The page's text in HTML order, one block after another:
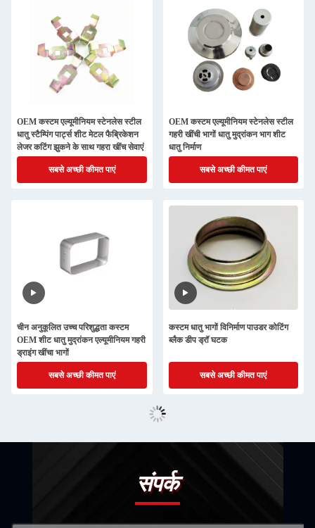
OEM कस्टम एल्यूमीनियम स्टेनलेस स्टील
धातु स्टैम्पिंग पार्ट्स शीट मेटल फैब्रिकेशन
लेजर कटिंग झुकने के साथ गहरा खींच सेवाएं
सबसे अच्छी कीमत पाएं
OEM कस्टम एल्यूमीनियम स्टेनलेस स्टील
गहरी खींची भागों धातु मुद्रांकन भाग शीट
धातु निर्माण
सबसे अच्छी कीमत पाएं
चीन अनुकूलित उच्च परिशुद्धता कस्टम
OEM शीट धातु मुद्रांकन एल्यूमीनियम गहरी
ड्राइंग खींचा भागों
सबसे अच्छी कीमत पाएं
कस्टम धातु भागों विनिर्माण पाउडर कोटिंग
ब्लैक डीप ड्रॉ घटक
सबसे अच्छी कीमत पाएं
संपर्क